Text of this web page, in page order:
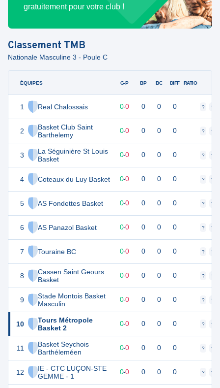
gratuitement pour votre club !
Classement TMB
Nationale Masculine 3 - Poule C
ÉQUIPES
1 Real Chalossais
2
Basket Club Saint
Barthelemy
3
La Séguinière St Louis
Basket
4 Coteaux du Luy Basket
5 AS Fondettes Basket
6 AS Panazol Basket
7 Touraine BC
8
Cassen Saint Geours
Basket
9
Stade Montois Basket
Masculin
10
Tours Métropole
Basket 2
11
Basket Seychois
Barthéleméen
12
IE - CTC LUÇON-STE
GEMME - 1
G-P BP BC DIFF RATIO
0-0 0 0 0 ? ?
0 0-0 0 0 0 ? ?
0 0 0-0 0 0 0 ? ?
0 0 0-0 0 0 0 ? ?
0 0-0 0 0 0 ? ?
0 0-0 0 0 0 ? ?
0-0 0 0 0 ? ?
0 0 0-0 0 0 0 ? ?
0 0 0-0 0 0 0 ? ?
0 0-0 0 0 0 ? ?
0 0-0 0 0 0 ? ?
0 0 0-0 0 0 0 ? ?